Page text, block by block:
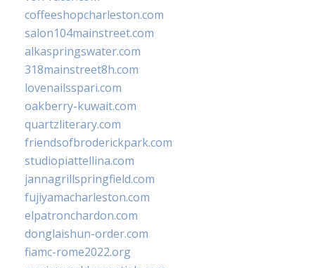
coffeeshopcharleston.com
salon104mainstreet.com
alkaspringswater.com
318mainstreet8h.com
lovenailsspari.com
oakberry-kuwait.com
quartzliterary.com
friendsofbroderickpark.com
studiopiattellina.com
jannagrillspringfield.com
fujiyamacharleston.com
elpatronchardon.com
donglaishun-order.com
fiamc-rome2022.org